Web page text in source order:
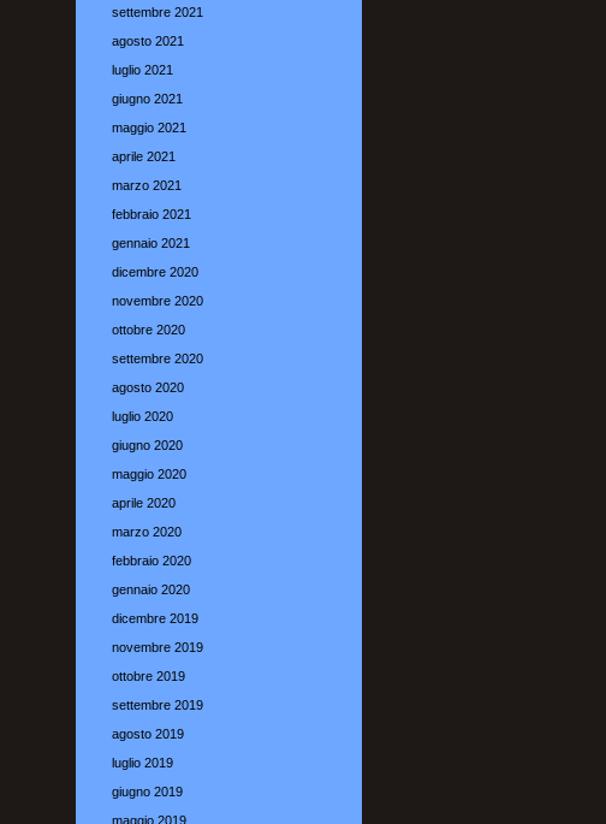
settembre 2021
agosto 2021
luglio 2021
giugno 2021
maggio 2021
aprile 2021
marzo 2021
febbraio 2021
gennaio 2021
dicembre 2020
novembre 2020
ottobre 2020
settembre 2020
agosto 2020
luglio 2020
giugno 2020
maggio 2020
aprile 2020
marzo 2020
febbraio 2020
gennaio 2020
dicembre 2019
novembre 2019
ottobre 2019
settembre 2019
agosto 2019
luglio 2019
giugno 2019
maggio 2019